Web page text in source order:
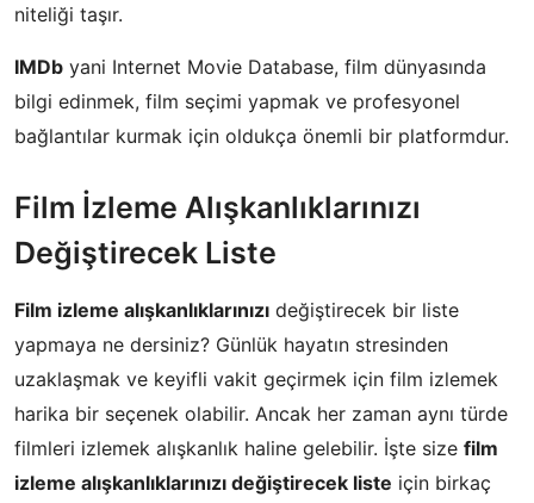
niteliği taşır.
IMDb yani Internet Movie Database, film dünyasında
bilgi edinmek, film seçimi yapmak ve profesyonel
bağlantılar kurmak için oldukça önemli bir platformdur.
Film İzleme Alışkanlıklarınızı
Değiştirecek Liste
Film izleme alışkanlıklarınızı değiştirecek bir liste
yapmaya ne dersiniz? Günlük hayatın stresinden
uzaklaşmak ve keyifli vakit geçirmek için film izlemek
harika bir seçenek olabilir. Ancak her zaman aynı türde
filmleri izlemek alışkanlık haline gelebilir. İşte size film
izleme alışkanlıklarınızı değiştirecek liste için birkaç